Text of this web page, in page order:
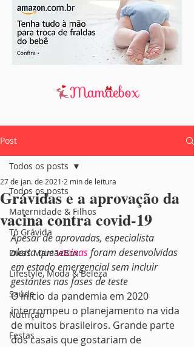
Post
Todos os posts
Maternidade & Filhos
Tô Grávida
Dicas MamãeBox
Lifestyle, Moda & Beleza
Saúde
Nutrição
Festas
Todos os posts
Grávidas e a aprovação da
vacina contra covid-19
27 de jan. de 2021 2 min de leitura
Apesar de aprovadas, especialista
alerta que vacinas foram desenvolvidas
em estado emergencial sem incluir
gestantes nas fases de teste
O início da pandemia em 2020
interrompeu o planejamento na vida
de muitos brasileiros. Grande parte
dos casais que gostariam de